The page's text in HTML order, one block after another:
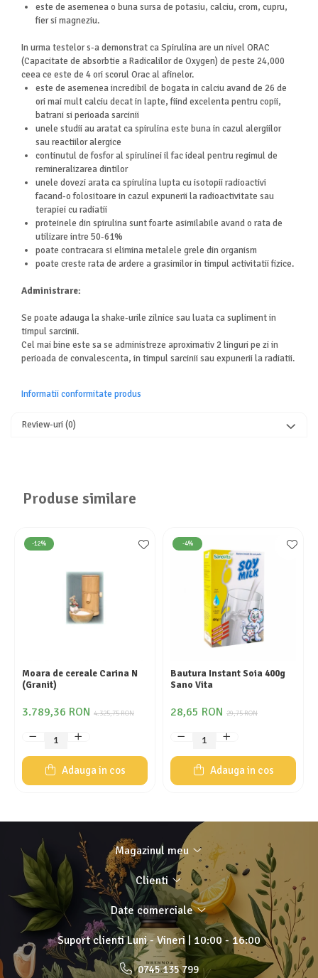
este de asemenea o buna sursa de potasiu, calciu, crom, cupru,
fier si magneziu.
In urma testelor s-a demonstrat ca Spirulina are un nivel ORAC
(Capacitate de absorbtie a Radicalilor de Oxygen) de peste 24,000
ceea ce este de 4 ori scorul Orac al afinelor.
este de asemenea incredibil de bogata in calciu avand de 26 de
ori mai mult calciu decat in lapte, fiind excelenta pentru copii,
batrani si perioada sarcinii
unele studii au aratat ca spirulina este buna in cazul alergiilor
sau reactiilor alergice
continutul de fosfor al spirulinei il fac ideal pentru regimul de
remineralizarea dintilor
unele dovezi arata ca spirulina lupta cu isotopii radioactivi
facand-o folositoare in cazul expunerii la radioactivitate sau
terapiei cu radiatii
proteinele din spirulina sunt foarte asimilabile avand o rata de
utilizare intre 50-61%
poate contracara si elimina metalele grele din organism
poate creste rata de ardere a grasimilor in timpul activitatii fizice.
Administrare:
Se poate adauga la shake-urile zilnice sau luata ca supliment in
timpul sarcinii.
Cel mai bine este sa se administreze aproximativ 2 linguri pe zi in
perioada de convalescenta, in timpul sarcinii sau expunerii la radiatii.
Informatii conformitate produs
Review-uri(0)
Produse similare
-12%
Moara de cereale Carina N
(Granit)
4.325,75 RON
3.789,36 RON
Adauga in cos
-4%
Bautura Instant Soia 400g
Sano Vita
29,75 RON
28,65 RON
Adauga in cos
Magazinul meu
Clienti
Date comerciale
Suport clientiLuni - Vineri | 10:00 - 16:00
0745 135 799